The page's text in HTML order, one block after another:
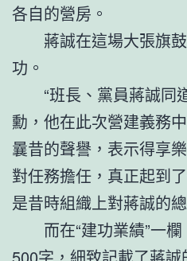
各自的營房。
蔣誠在這場大張旗鼓
功。
“班長、黨員蔣誠同
勳，他在此次營建義務
曩昔的聲譽，表示得享
對任務擔任，真正起到
是昔時組織上對蔣誠的
而在“建功業績”一欄
500字，細致記載了蔣誠